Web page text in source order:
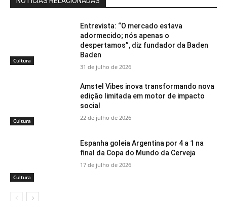
Cultura
Entrevista: “O mercado estava
adormecido; nós apenas o
despertamos”, diz fundador da Baden
Baden
31 de julho de 2026
Cultura
Amstel Vibes inova transformando nova
edição limitada em motor de impacto
social
22 de julho de 2026
Cultura
Espanha goleia Argentina por 4 a 1 na
final da Copa do Mundo da Cerveja
17 de julho de 2026